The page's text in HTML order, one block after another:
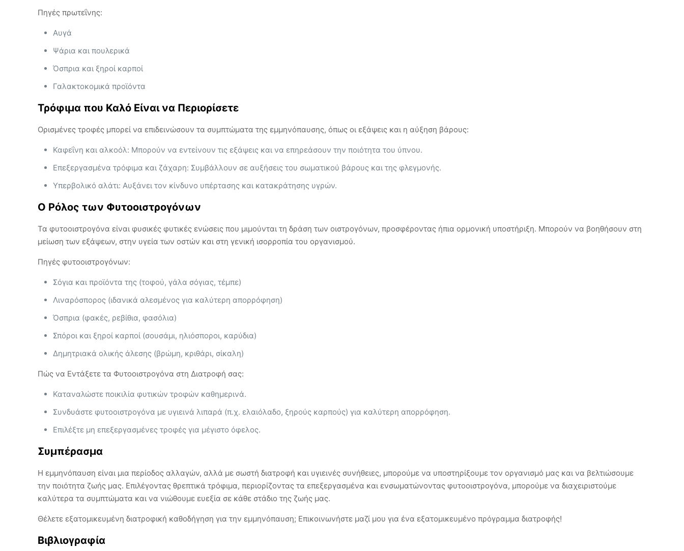
Πηγές πρωτεΐνης:
Αυγά
Ψάρια και πουλερικά
Όσπρια και ξηροί καρποί
Γαλακτοκομικά προϊόντα
Τρόφιμα που Καλό Είναι να Περιορίσετε
Ορισμένες τροφές μπορεί να επιδεινώσουν τα συμπτώματα της εμμηνόπαυσης, όπως οι εξάψεις και η αύξηση βάρους:
Καφεΐνη και αλκοόλ: Μπορούν να εντείνουν τις εξάψεις και να επηρεάσουν την ποιότητα του ύπνου.
Επεξεργασμένα τρόφιμα και ζάχαρη: Συμβάλλουν σε αυξήσεις του σωματικού βάρους και της φλεγμονής.
Υπερβολικό αλάτι: Αυξάνει τον κίνδυνο υπέρτασης και κατακράτησης υγρών.
Ο Ρόλος των Φυτοοιστρογόνων
Τα φυτοοιστρογόνα είναι φυσικές φυτικές ενώσεις που μιμούνται τη δράση των οιστρογόνων, προσφέροντας ήπια ορμονική υποστήριξη. Μπορούν να βοηθήσουν στη
μείωση των εξάψεων, στην υγεία των οστών και στη γενική ισορροπία του οργανισμού.
Πηγές φυτοοιστρογόνων:
Σόγια και προϊόντα της (τοφού, γάλα σόγιας, τέμπε)
Λιναρόσπορος (ιδανικά αλεσμένος για καλύτερη απορρόφηση)
Όσπρια (φακές, ρεβίθια, φασόλια)
Σπόροι και ξηροί καρποί (σουσάμι, ηλιόσποροι, καρύδια)
Δημητριακά ολικής άλεσης (βρώμη, κριθάρι, σίκαλη)
Πώς να Εντάξετε τα Φυτοοιστρογόνα στη Διατροφή σας:
Καταναλώστε ποικιλία φυτικών τροφών καθημερινά.
Συνδυάστε φυτοοιστρογόνα με υγιεινά λιπαρά (π.χ. ελαιόλαδο, ξηρούς καρπούς) για καλύτερη απορρόφηση.
Επιλέξτε μη επεξεργασμένες τροφές για μέγιστο όφελος.
Συμπέρασμα
Η εμμηνόπαυση είναι μια περίοδος αλλαγών, αλλά με σωστή διατροφή και υγιεινές συνήθειες, μπορούμε να υποστηρίξουμε τον οργανισμό μας και να βελτιώσουμε
την ποιότητα ζωής μας. Επιλέγοντας θρεπτικά τρόφιμα, περιορίζοντας τα επεξεργασμένα και ενσωματώνοντας φυτοοιστρογόνα, μπορούμε να διαχειριστούμε
καλύτερα τα συμπτώματα και να νιώθουμε ευεξία σε κάθε στάδιο της ζωής μας.
Θέλετε εξατομικευμένη διατροφική καθοδήγηση για την εμμηνόπαυση; Επικοινωνήστε μαζί μου για ένα εξατομικευμένο πρόγραμμα διατροφής!
Βιβλιογραφία